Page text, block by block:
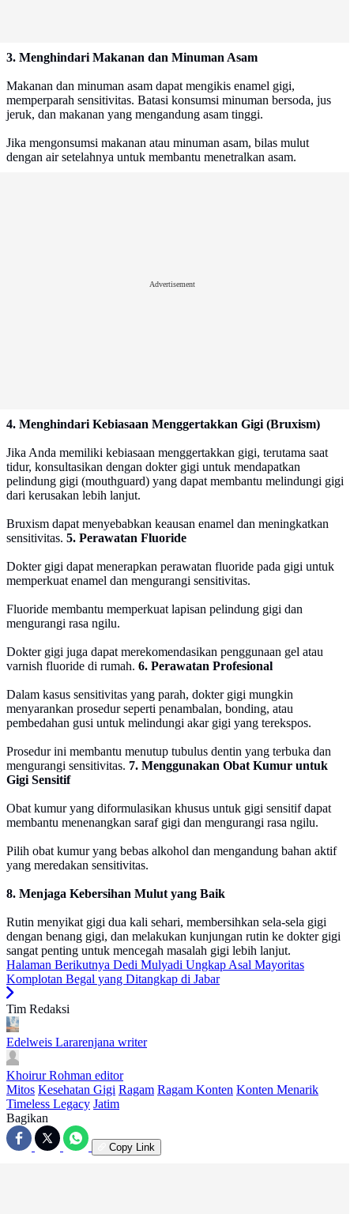
3. Menghindari Makanan dan Minuman Asam
Makanan dan minuman asam dapat mengikis enamel gigi,
memperparah sensitivitas. Batasi konsumsi minuman bersoda, jus
jeruk, dan makanan yang mengandung asam tinggi.
Jika mengonsumsi makanan atau minuman asam, bilas mulut
dengan air setelahnya untuk membantu menetralkan asam​.
Advertisement
4. Menghindari Kebiasaan Menggertakkan Gigi (Bruxism)
Jika Anda memiliki kebiasaan menggertakkan gigi, terutama saat
tidur, konsultasikan dengan dokter gigi untuk mendapatkan
pelindung gigi (mouthguard) yang dapat membantu melindungi gigi
dari kerusakan lebih lanjut.
Bruxism dapat menyebabkan keausan enamel dan meningkatkan
sensitivitas. 5. Perawatan Fluoride
Dokter gigi dapat menerapkan perawatan fluoride pada gigi untuk
memperkuat enamel dan mengurangi sensitivitas.
Fluoride membantu memperkuat lapisan pelindung gigi dan
mengurangi rasa ngilu.
Dokter gigi juga dapat merekomendasikan penggunaan gel atau
varnish fluoride di rumah​. 6. Perawatan Profesional
Dalam kasus sensitivitas yang parah, dokter gigi mungkin
menyarankan prosedur seperti penambalan, bonding, atau
pembedahan gusi untuk melindungi akar gigi yang terekspos.
Prosedur ini membantu menutup tubulus dentin yang terbuka dan
mengurangi sensitivitas. 7. Menggunakan Obat Kumur untuk
Gigi Sensitif
Obat kumur yang diformulasikan khusus untuk gigi sensitif dapat
membantu menenangkan saraf gigi dan mengurangi rasa ngilu.
Pilih obat kumur yang bebas alkohol dan mengandung bahan aktif
yang meredakan sensitivitas.
8. Menjaga Kebersihan Mulut yang Baik
Rutin menyikat gigi dua kali sehari, membersihkan sela-sela gigi
dengan benang gigi, dan melakukan kunjungan rutin ke dokter gigi
sangat penting untuk mencegah masalah gigi lebih lanjut.
Halaman Berikutnya Dedi Mulyadi Ungkap Asal Mayoritas
Komplotan Begal yang Ditangkap di Jabar
Tim Redaksi
Edelweis Lararenjana writer
Khoirur Rohman editor
Mitos Kesehatan Gigi Ragam Ragam Konten Konten Menarik
Timeless Legacy Jatim
Bagikan
Copy Link